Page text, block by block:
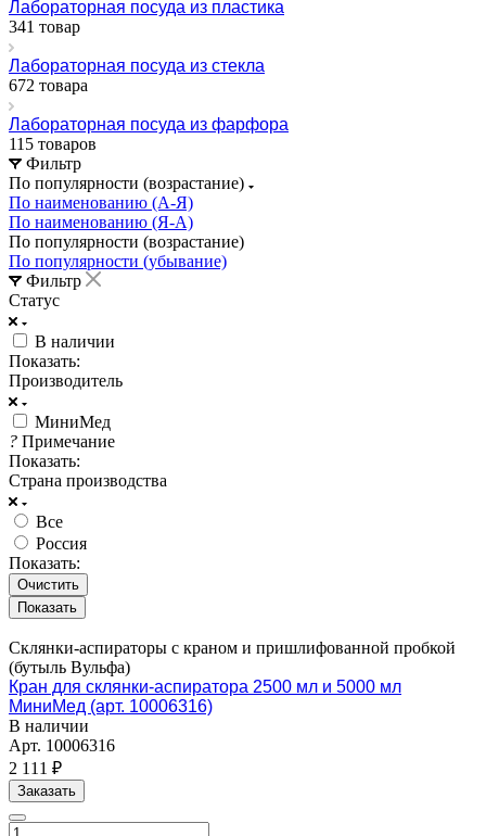
Лабораторная посуда из пластика
341 товар
Лабораторная посуда из стекла
672 товара
Лабораторная посуда из фарфора
115 товаров
Фильтр
По популярности (возрастание)
По наименованию (А-Я)
По наименованию (Я-А)
По популярности (возрастание)
По популярности (убывание)
Фильтр
Статус
В наличии
Показать:
Производитель
МиниМед
? Примечание
Показать:
Страна производства
Все
Россия
Показать:
Очистить
Склянки-аспираторы с краном и пришлифованной пробкой
(бутыль Вульфа)
Кран для склянки-аспиратора 2500 мл и 5000 мл
МиниМед (арт. 10006316)
В наличии
Арт. 10006316
2 111 ₽
Заказать